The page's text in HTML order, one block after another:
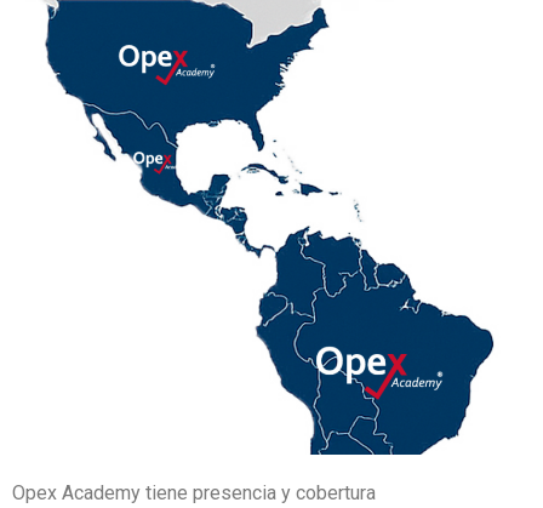
Opex Academy tiene presencia y cobertura